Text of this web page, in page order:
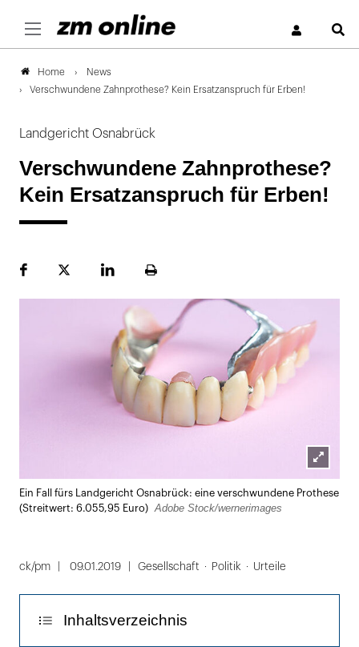
Home
News
Verschwundene Zahnprothese? Kein Ersatzanspruch für Erben!
Landgericht Osnabrück
Verschwundene Zahnprothese?
Kein Ersatzanspruch für Erben!
FacebookPlattformLinekdInSeite
Lightbox
öffnen
Ein Fall fürs Landgericht Osnabrück: eine verschwundene Prothese
(Streitwert: 6.055,95 Euro)
Adobe Stock/wernerimages
ck/pm 09.01.2019 Gesellschaft Politik Urteile
Inhaltsverzeichnis